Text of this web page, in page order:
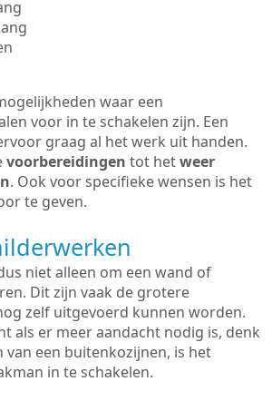
waar een
voor in te schakelen zijn. Een
graag al het werk uit handen.
voorbereidingen tot hetweer
. Ook voor specifieke wensen is het
te geven.
niet alleen om een wand of
Dit zijn vaak de grotere
zelf uitgevoerd kunnen worden.
als er meer aandacht nodig is, denk
van een buitenkozijnen, is het
in te schakelen.